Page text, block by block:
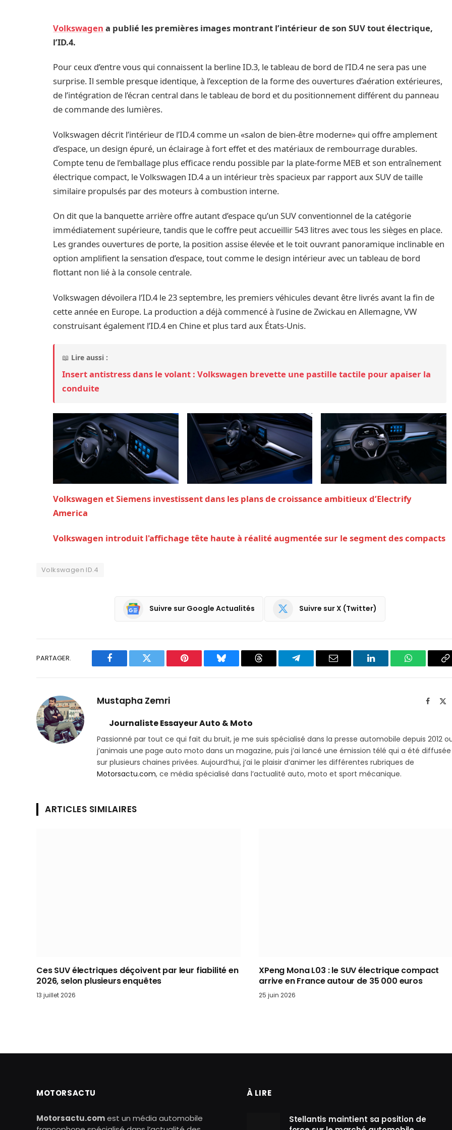
Volkswagen a publié les premières images montrant l’intérieur de son SUV tout électrique,
l’ID.4.
Pour ceux d’entre vous qui connaissent la berline ID.3, le tableau de bord de l’ID.4 ne sera pas une
surprise. Il semble presque identique, à l’exception de la forme des ouvertures d’aération extérieures,
de l’intégration de l’écran central dans le tableau de bord et du positionnement différent du panneau
de commande des lumières.
Volkswagen décrit l’intérieur de l’ID.4 comme un «salon de bien-être moderne» qui offre amplement
d’espace, un design épuré, un éclairage à fort effet et des matériaux de rembourrage durables.
Compte tenu de l’emballage plus efficace rendu possible par la plate-forme MEB et son entraînement
électrique compact, le Volkswagen ID.4 a un intérieur très spacieux par rapport aux SUV de taille
similaire propulsés par des moteurs à combustion interne.
On dit que la banquette arrière offre autant d’espace qu’un SUV conventionnel de la catégorie
immédiatement supérieure, tandis que le coffre peut accueillir 543 litres avec tous les sièges en place.
Les grandes ouvertures de porte, la position assise élevée et le toit ouvrant panoramique inclinable en
option amplifient la sensation d’espace, tout comme le design intérieur avec un tableau de bord
flottant non lié à la console centrale.
Volkswagen dévoilera l’ID.4 le 23 septembre, les premiers véhicules devant être livrés avant la fin de
cette année en Europe. La production a déjà commencé à l’usine de Zwickau en Allemagne, VW
construisant également l’ID.4 en Chine et plus tard aux États-Unis.
📖 Lire aussi :
Insert antistress dans le volant : Volkswagen brevette une pastille tactile pour apaiser la
conduite
Volkswagen et Siemens investissent dans les plans de croissance ambitieux d’Electrify
America
Volkswagen introduit l'affichage tête haute à réalité augmentée sur le segment des compacts
Volkswagen ID.4
Suivre sur Google Actualités Suivre sur X (Twitter)
PARTAGER.
Facebook Twitter Pinterest Bluesky Threads
Partager
Email LinkedIn WhatsApp
Mustapha Zemri
Journaliste Essayeur Auto & Moto
Passionné par tout ce qui fait du bruit, je me suis spécialisé dans la presse automobile depuis 2012
j’animais une page auto moto dans un magazine, puis j’ai lancé une émission télé qui a été diffusée
sur plusieurs chaines privées. Aujourd’hui, j’ai le plaisir d’animer les différentes rubriques de
Motorsactu.com, ce média spécialisé dans l’actualité auto, moto et sport mécanique.
ARTICLES SIMILAIRES
Ces SUV électriques déçoivent par leur fiabilité en
2026, selon plusieurs enquêtes
13 juillet 2026
XPeng Mona L03 : le SUV électrique compact
arrive en France autour de 35 000 euros
25 juin 2026
MOTORSACTU
Motorsactu.comest un média automobile
À LIRE
Stellantis maintient sa position de